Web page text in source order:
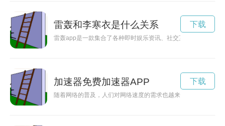
雷轰和李寒衣是什么关系
雷轰app是一款集合了各种即时娱乐资讯、社交互动以及线上
下载
加速器免费加速器APP
随着网络的普及，人们对网络速度的需求也越来越高。加速器
下载